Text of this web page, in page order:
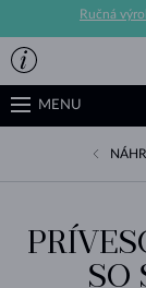
Ručná
MENU
SO